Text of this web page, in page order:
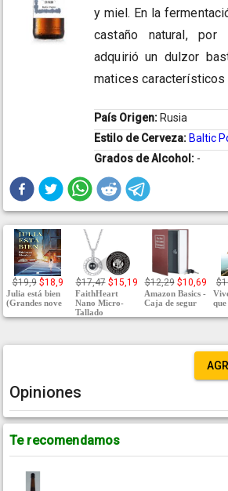
y miel. En la
castaño natural,
adquirió un dulzor
matices característicos
País Origen: Rusia
Estilo de Cerveza: Baltic
Grados de Alcohol: -
$19,9 $18,9
Julia está bien
(Grandes nove
$17,47 $15,19
FaithHeart
Nano Micro-
Tallado
$12,29 $10,69
Amazon Basics -
Caja de segur
Opiniones
Te recomendamos